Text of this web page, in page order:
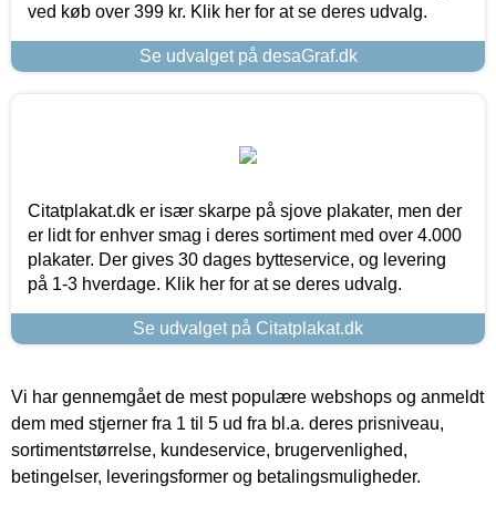
ved køb over 399 kr. Klik her for at se deres udvalg.
Se udvalget på desaGraf.dk
Citatplakat.dk er især skarpe på sjove plakater, men der
er lidt for enhver smag i deres sortiment med over 4.000
plakater. Der gives 30 dages bytteservice, og levering
på 1-3 hverdage. Klik her for at se deres udvalg.
Se udvalget på Citatplakat.dk
Vi har gennemgået de mest populære webshops og anmeldt
dem med stjerner fra 1 til 5 ud fra bl.a. deres prisniveau,
sortimentstørrelse, kundeservice, brugervenlighed,
betingelser, leveringsformer og betalingsmuligheder.